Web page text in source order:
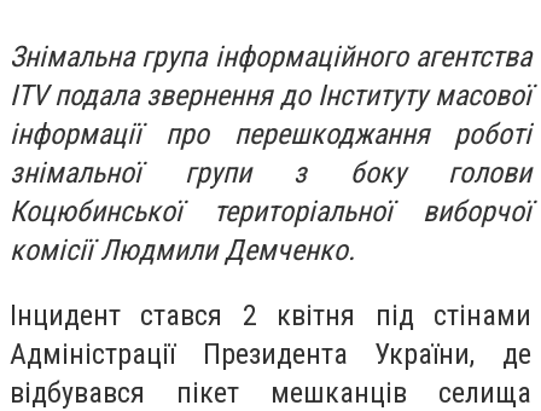
Знімальна група інформаційного агентства
ITV подала звернення до Інституту масової
інформації про перешкоджання роботі
знімальної групи з боку голови
Коцюбинської територіальної виборчої
комісії Людмили Демченко.
Інцидент стався 2 квітня під стінами
Адміністрації Президента України, де
відбувався пікет мешканців селища